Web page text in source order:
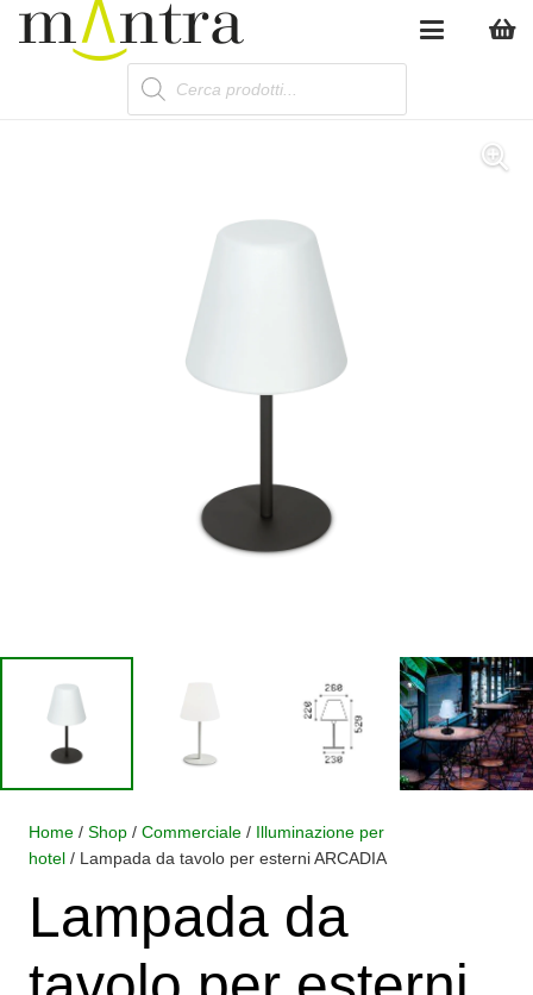
Products
search
Home / Shop / Commerciale / Illuminazione per
hotel / Lampada da tavolo per esterni ARCADIA
Lampada da